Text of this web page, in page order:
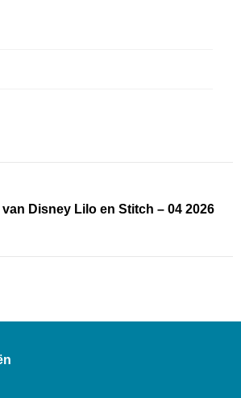
Disney Lilo en Stitch – 04 2026